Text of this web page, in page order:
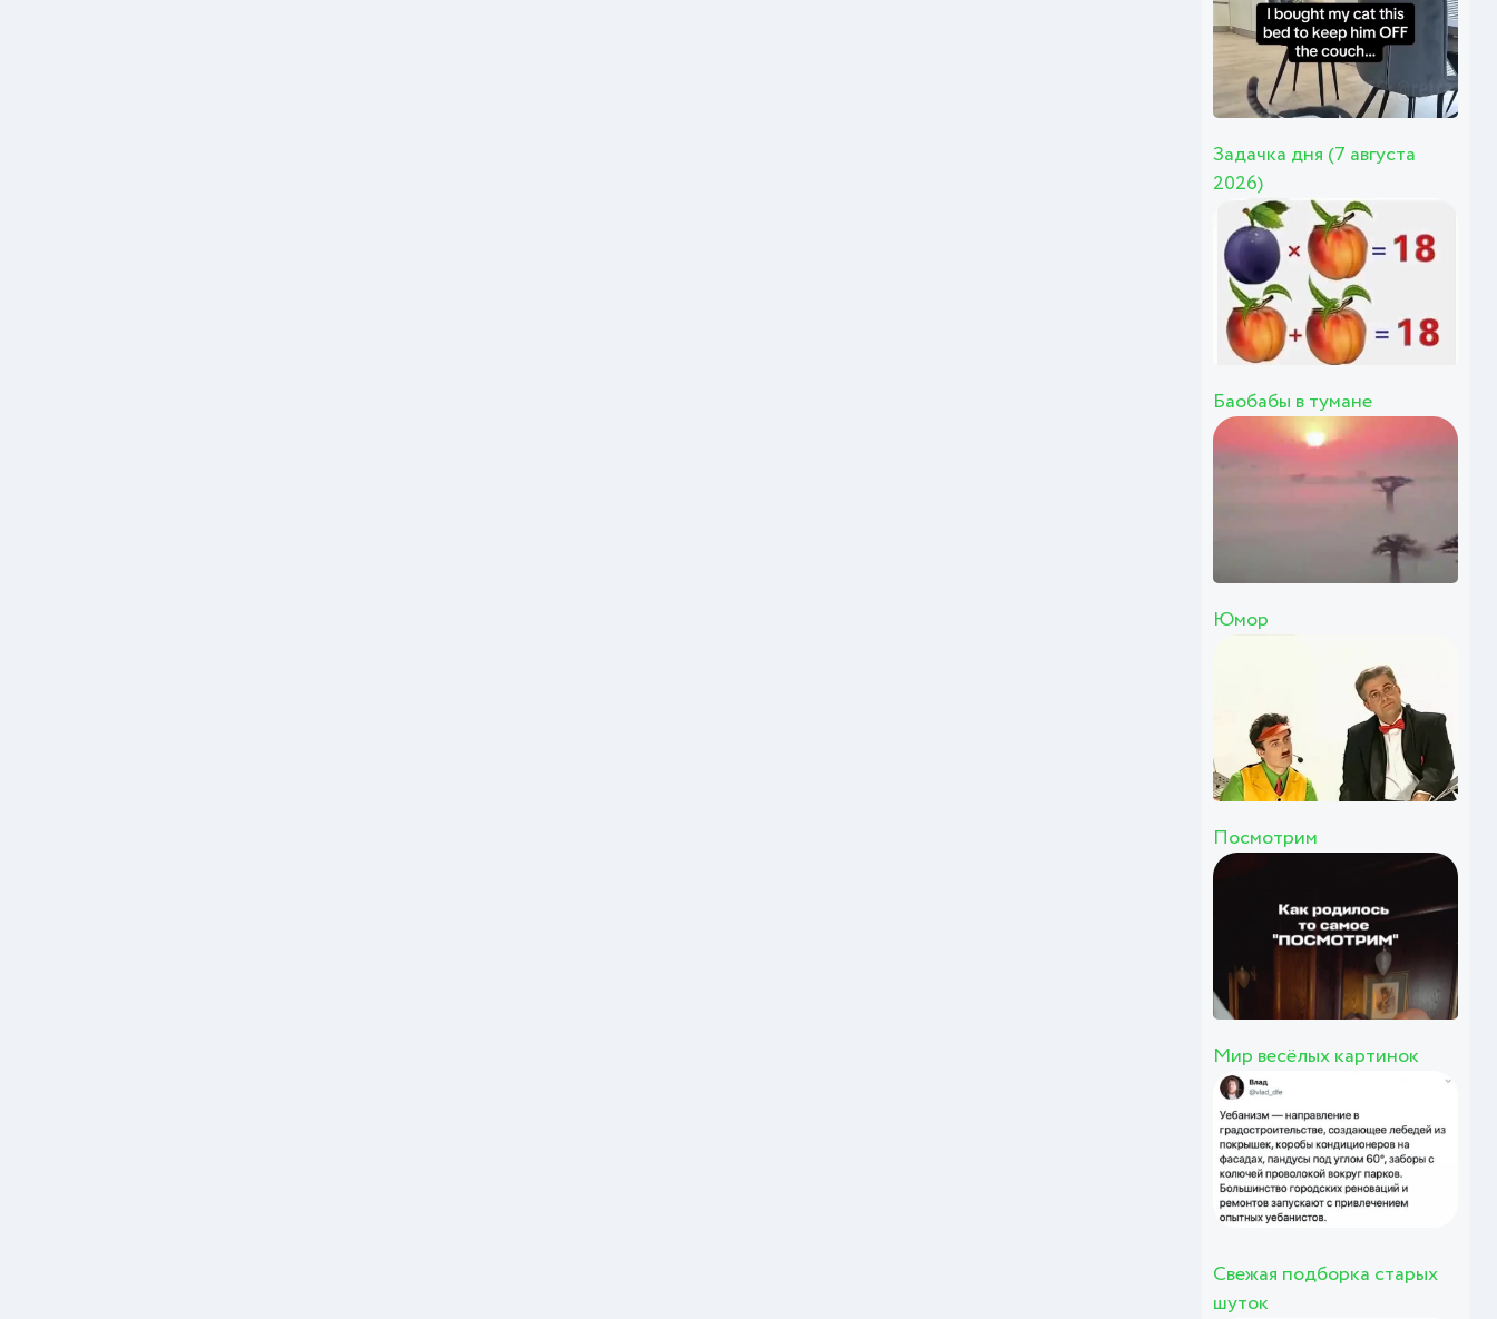
Задачка дня (7 августа
2026)
Баобабы в тумане
Юмор
Посмотрим
Мир весёлых картинок
Свежая подборка старых
шуток